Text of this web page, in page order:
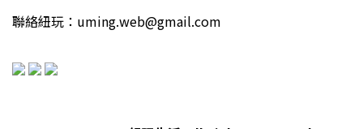
聯絡紐玩：uming.web@gmail.com